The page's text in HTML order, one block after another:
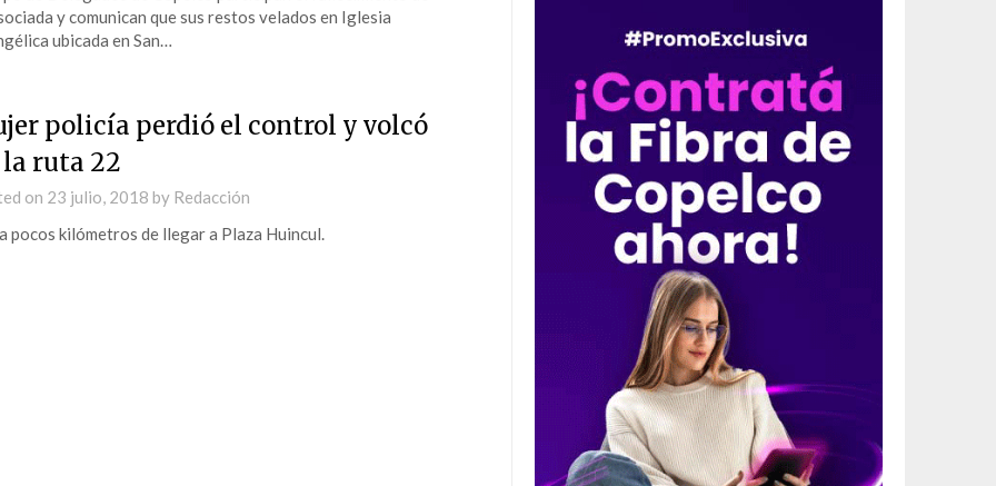
y comunican que sus restos velados en Iglesia
ubicada en San…
policía perdió el control y volcó
ruta 22
on 23 julio, 2018 by Redacción
pocos kilómetros de llegar a Plaza Huincul.